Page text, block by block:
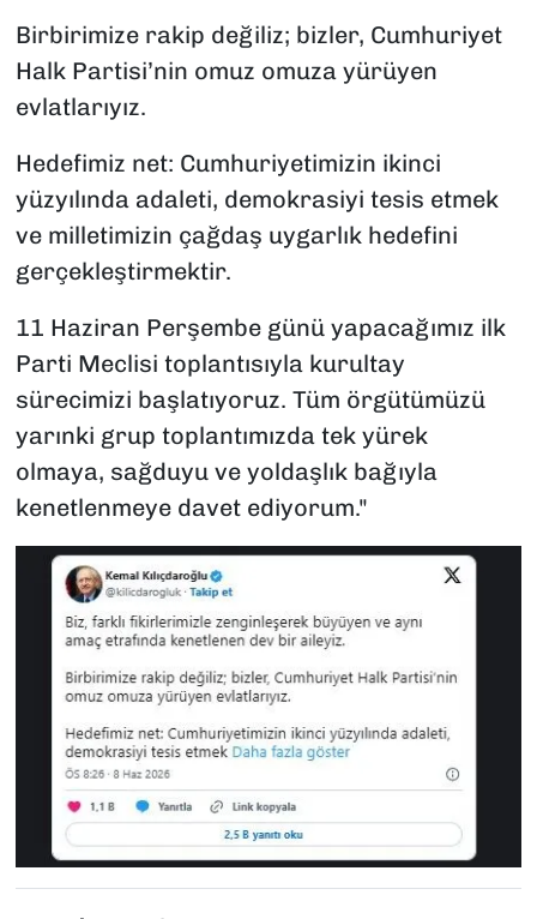
Birbirimize rakip değiliz; bizler, Cumhuriyet
Halk Partisi’nin omuz omuza yürüyen
evlatlarıyız.
Hedefimiz net: Cumhuriyetimizin ikinci
yüzyılında adaleti, demokrasiyi tesis etmek
ve milletimizin çağdaş uygarlık hedefini
gerçekleştirmektir.
11 Haziran Perşembe günü yapacağımız ilk
Parti Meclisi toplantısıyla kurultay
sürecimizi başlatıyoruz. Tüm örgütümüzü
yarınki grup toplantımızda tek yürek
olmaya, sağduyu ve yoldaşlık bağıyla
kenetlenmeye davet ediyorum."